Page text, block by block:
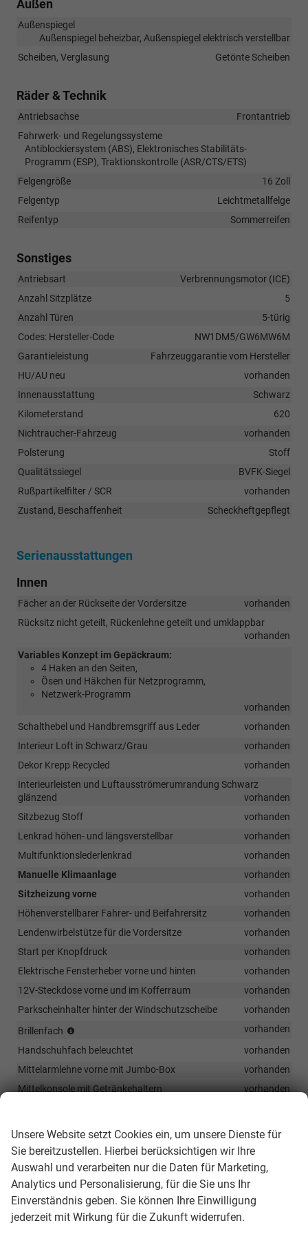
Außen
Außenspiegel
Außenspiegel beheizbar, Außenspiegel elektrisch verstellbar
Scheiben, Verglasung
Getönte Scheiben
Räder & Technik
Antriebsachse
Frontantrieb
Fahrwerk- und Regelungssysteme
Antiblockiersystem (ABS), Elektronisches Stabilitäts-
Programm (ESP), Traktionskontrolle (ASR/CTS/ETS)
Felgengröße
16 Zoll
Felgentyp
Leichtmetallfelge
Reifentyp
Sommerreifen
Sonstiges
Antriebsart
Verbrennungsmotor (ICE)
Anzahl Sitzplätze
5
Anzahl Türen
5-türig
Codes: Hersteller-Code
NW1DM5/GW6MW6M
Garantieleistung
Fahrzeuggarantie vom Hersteller
HU/AU neu
vorhanden
Innenausstattung
Schwarz
Kilometerstand
620
Nichtraucher-Fahrzeug
vorhanden
Polsterung
Stoff
Qualitätssiegel
BVFK-Siegel
Rußpartikelfilter / SCR
vorhanden
Zustand, Beschaffenheit
Scheckheftgepflegt
Serienausstattungen
Innen
Fächer an der Rückseite der Vordersitze
vorhanden
Rücksitz nicht geteilt, Rückenlehne geteilt und umklappbar
vorhanden
Variables Konzept im Gepäckraum:
4 Haken an den Seiten,
Ösen und Häkchen für Netzprogramm,
Netzwerk-Programm
vorhanden
Schalthebel und Handbremsgriff aus Leder
vorhanden
Interieur Loft in Schwarz/Grau
vorhanden
Dekor Krepp Recycled
vorhanden
Interieurleisten und Luftausströmerumrandung Schwarz
glänzend
vorhanden
Sitzbezug Stoff
vorhanden
Lenkrad höhen- und längsverstellbar
vorhanden
Multifunktionslederlenkrad
vorhanden
Manuelle Klimaanlage
vorhanden
Sitzheizung vorne
vorhanden
Höhenverstellbarer Fahrer- und Beifahrersitz
vorhanden
Lendenwirbelstütze für die Vordersitze
vorhanden
Start per Knopfdruck
vorhanden
Elektrische Fensterheber vorne und hinten
vorhanden
12V-Steckdose vorne und im Kofferraum
vorhanden
Parkscheinhalter hinter der Windschutzscheibe
vorhanden
Brillenfach
der
Wahl
Panoramadachs
vorhanden
Handschuhfach beleuchtet
vorhanden
Mittelarmlehne vorne mit Jumbo-Box
vorhanden
Mittelkonsole mit Getränkehaltern
vorhanden
Infotainment & Kommunikation
2x USB-C auf der Rückseite
vorhanden
8 Lautsprecher
vorhanden
Wireless SmartLink inkl. Apple CarPlay & Android Auto
vorhanden
8" Infotainmentsystem mit Farb-Touchscreen
Unsere Website setzt Cookies ein, um unsere Dienste für
Sie bereitzustellen. Hierbei berücksichtigen wir Ihre
Auswahl und verarbeiten nur die Daten für Marketing,
Analytics und Personalisierung, für die Sie uns Ihr
Einverständnis geben. Sie können Ihre Einwilligung
jederzeit mit Wirkung für die Zukunft widerrufen.